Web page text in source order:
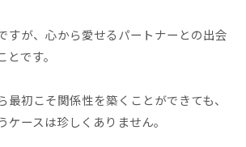
すが、心から愛せるパートナーとの出会
です。
最初こそ関係性を築くことができても、
ケースは珍しくありません。